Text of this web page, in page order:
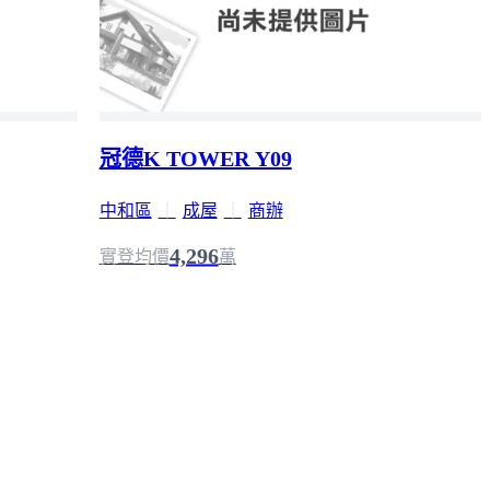
冠德K TOWER Y09
中和區 成屋 商辦
實登均價4,296萬